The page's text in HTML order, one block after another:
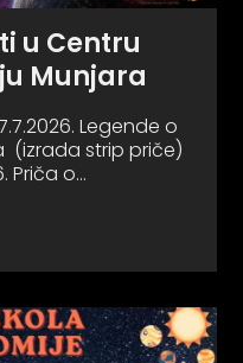
u Centru
Munjara
Legende o
(izrada strip priče)
Priča o…